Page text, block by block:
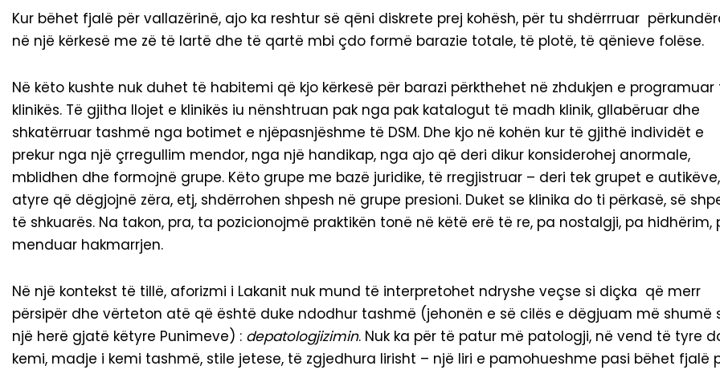
Kur bëhet fjalë për vallazërinë, ajo ka reshtur së qëni diskrete prej kohësh, për tu shdërrruar
në një kërkesë me zë të lartë dhe të qartë mbi çdo formë barazie totale, të plotë, të qënieve folëse.
Në këto kushte nuk duhet të habitemi që kjo kërkesë për barazi përkthehet në zhdukjen e programuar
klinikës. Të gjitha llojet e klinikës iu nënshtruan pak nga pak katalogut të madh klinik, gllabëruar dhe
shkatërruar tashmë nga botimet e njëpasnjëshme të DSM. Dhe kjo në kohën kur të gjithë individët e
prekur nga një çrregullim mendor, nga një handikap, nga ajo që deri dikur konsiderohej anormale,
mblidhen dhe formojnë grupe. Këto grupe me bazë juridike, të rregjistruar – deri tek grupet e
atyre që dëgjojnë zëra, etj, shdërrohen shpesh në grupe presioni. Duket se klinika do ti përkasë, së
të shkuarës. Na takon, pra, ta pozicionojmë praktikën tonë në këtë erë të re, pa nostalgji, pa hidhërim,
menduar hakmarrjen.
Në një kontekst të tillë, aforizmi i Lakanit nuk mund të interpretohet ndryshe veçse si diçka që merr
përsipër dhe vërteton atë që është duke ndodhur tashmë (jehonën e së cilës e dëgjuam më shumë
një herë gjatë këtyre Punimeve) : depatologjizimin. Nuk ka për të patur më patologji, në vend të tyre
kemi, madje i kemi tashmë, stile jetese, të zgjedhura lirisht – një liri e pamohueshme pasi bëhet fjalë